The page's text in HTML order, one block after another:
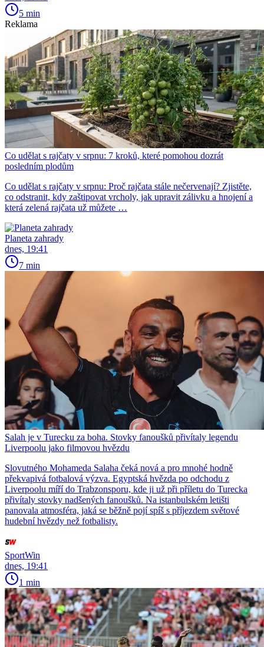
5 min
Reklama
Co udělat s rajčaty v srpnu: 7 kroků, které pomohou dozrát
posledním plodům
Co udělat s rajčaty v srpnu: Proč rajčata stále nečervenají? Zjistěte,
co odstranit, kdy zaštipovat vrcholy, jak upravit zálivku a hnojení a
která zelená rajčata už můžete …
Planeta zahrady
dnes, 19:41
7 min
Salah je v Turecku za boha. Stovky fanoušků přivítaly legendu
Liverpoolu jako filmovou hvězdu
Slovutného Mohameda Salaha čeká nová a pro mnohé hodně
překvapivá fotbalová výzva. Egyptská hvězda po odchodu z
Liverpoolu míří do Trabzonsporu, kde ji už při příletu do Turecka
přivítaly stovky nadšených fanoušků. Na istanbulském letišti
panovala atmosféra, jaká se běžně pojí spíš s příjezdem světové
hudební hvězdy než fotbalisty.
SportWin
dnes, 19:41
1 min